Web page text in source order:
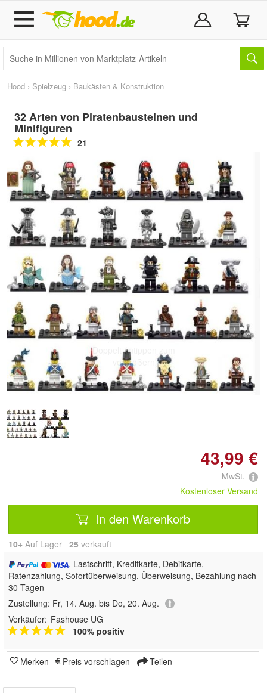
Hood › Spielzeug › Baukästen & Konstruktion
32 Arten von Piratenbausteinen und
Minifiguren
21
Doppelt antippen zum
vergrößern
43,99 €
MwSt.
Kostenloser Versand
In den Warenkorb
10+ Auf Lager 25 verkauft
, Lastschrift, Kreditkarte, Debitkarte,
Ratenzahlung, Sofortüberweisung, Überweisung, Bezahlung nach
30 Tagen
Zustellung: Fr, 14. Aug. bis Do, 20. Aug.
Verkäufer: Fashouse UG
100% positiv
Merken Preis vorschlagen Teilen